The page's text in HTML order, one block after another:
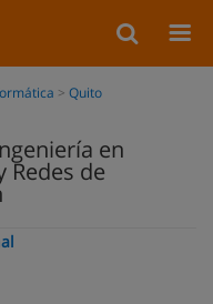
Quito
en
Redes de